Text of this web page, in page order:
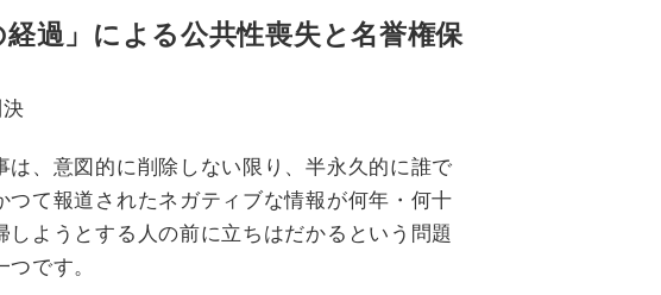
過」による公共性喪失と名誉権保
、意図的に削除しない限り、半永久的に誰で
て報道されたネガティブな情報が何年・何十
ようとする人の前に立ちはだかるという問題
です。